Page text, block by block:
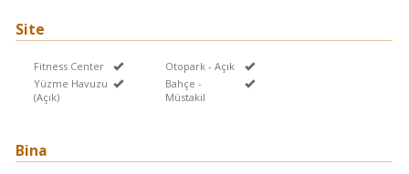
Site
Fitness Center
Otopark - Açık
Yüzme Havuzu
(Açık)
Bahçe -
Müstakil
Bina